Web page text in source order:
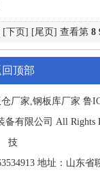
[下页] [尾页] 查看第 8
顶部
厂家,钢板库厂家 鲁
备有限公司 All Rights
技
地址：山东省